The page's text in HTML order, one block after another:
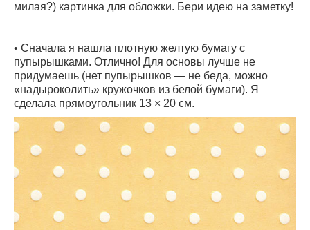
милая?) картинка для обложки. Бери идею на заметку!
• Сначала я нашла плотную желтую бумагу с
пупырышками. Отлично! Для основы лучше не
придумаешь (нет пупырышков — не беда, можно
«надыроколить» кружочков из белой бумаги). Я
сделала прямоугольник 13 × 20 см.